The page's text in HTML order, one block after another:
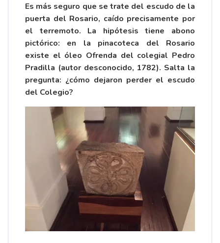
Es más seguro que se trate del escudo de la
puerta del Rosario, caído precisamente por
el terremoto. La hipótesis tiene abono
pictórico: en la pinacoteca del Rosario
existe el óleo Ofrenda del colegial Pedro
Pradilla (autor desconocido, 1782). Salta la
pregunta: ¿cómo dejaron perder el escudo
del Colegio?